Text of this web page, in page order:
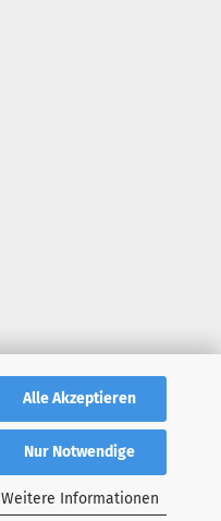
Alle Akzeptieren
Nur Notwendige
Weitere Informationen